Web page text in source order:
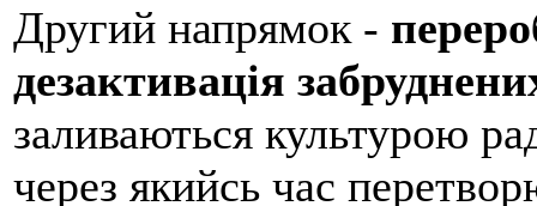
Другий напрямок -
дезактивація
заливаються культурою
через якийсь час